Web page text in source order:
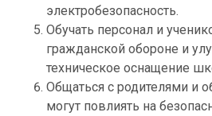
электробезопасность.
Обучать персонал и
гражданской обороне и
техническое оснащение
Общаться с родителями и
могут повлиять на